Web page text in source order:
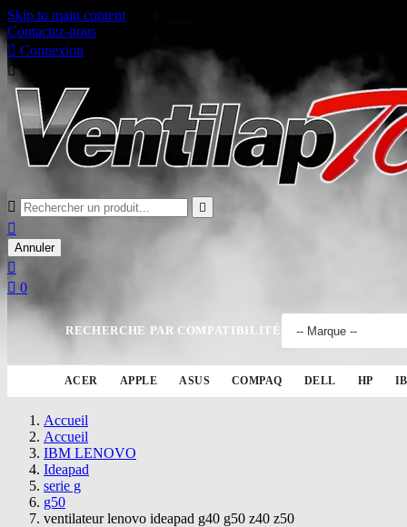
Skip to main content
Contactez-nous
 Connexion
 Panier
 

Annuler

 0
RECHERCHE PAR COMPATIBILITÉ
ACER APPLE ASUS COMPAQ DELL HP
Accueil
Accueil
IBM LENOVO
Ideapad
serie g
g50
ventilateur lenovo ideapad g40 g50 z40 z50